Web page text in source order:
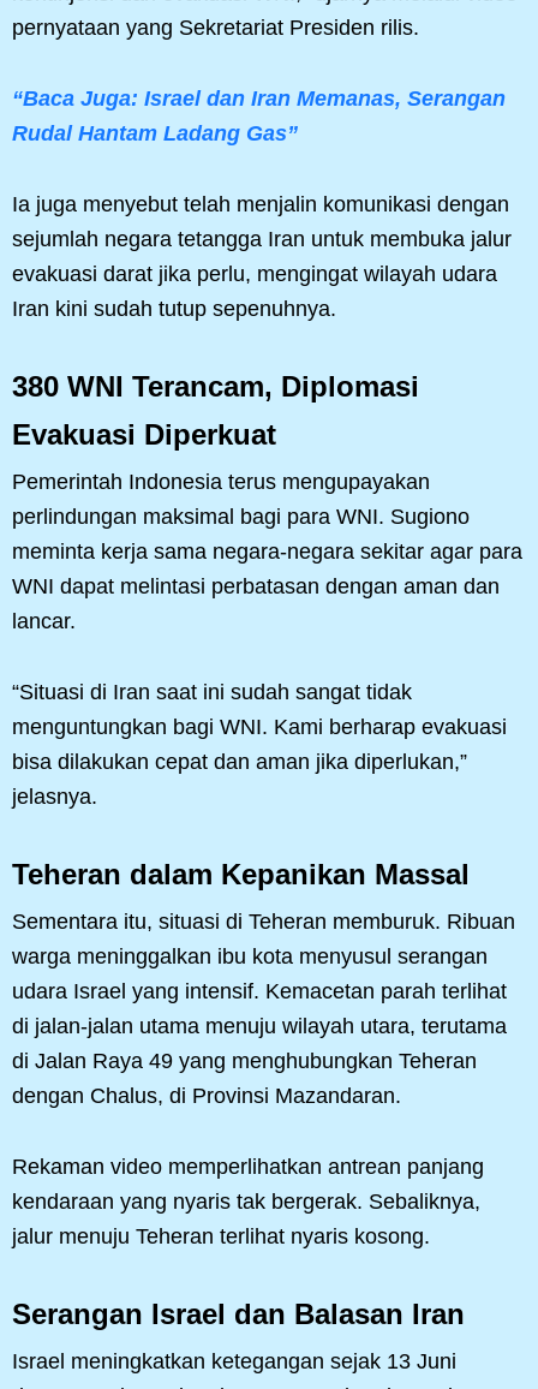
pernyataan yang Sekretariat Presiden rilis.
“Baca Juga: Israel dan Iran Memanas, Serangan
Rudal Hantam Ladang Gas”
Ia juga menyebut telah menjalin komunikasi dengan
sejumlah negara tetangga Iran untuk membuka jalur
evakuasi darat jika perlu, mengingat wilayah udara
Iran kini sudah tutup sepenuhnya.
380 WNI Terancam, Diplomasi
Evakuasi Diperkuat
Pemerintah Indonesia terus mengupayakan
perlindungan maksimal bagi para WNI. Sugiono
meminta kerja sama negara-negara sekitar agar para
WNI dapat melintasi perbatasan dengan aman dan
lancar.
“Situasi di Iran saat ini sudah sangat tidak
menguntungkan bagi WNI. Kami berharap evakuasi
bisa dilakukan cepat dan aman jika diperlukan,”
jelasnya.
Teheran dalam Kepanikan Massal
Sementara itu, situasi di Teheran memburuk. Ribuan
warga meninggalkan ibu kota menyusul serangan
udara Israel yang intensif. Kemacetan parah terlihat
di jalan-jalan utama menuju wilayah utara, terutama
di Jalan Raya 49 yang menghubungkan Teheran
dengan Chalus, di Provinsi Mazandaran.
Rekaman video memperlihatkan antrean panjang
kendaraan yang nyaris tak bergerak. Sebaliknya,
jalur menuju Teheran terlihat nyaris kosong.
Serangan Israel dan Balasan Iran
Israel meningkatkan ketegangan sejak 13 Juni